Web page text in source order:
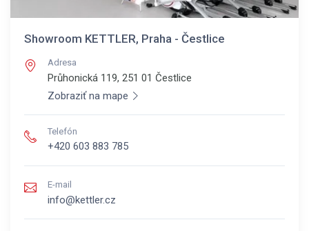
Showroom KETTLER, Praha - Čestlice
Adresa
Průhonická 119, 251 01 Čestlice
Zobraziť na mape
Telefón
+420 603 883 785
E-mail
info@kettler.cz